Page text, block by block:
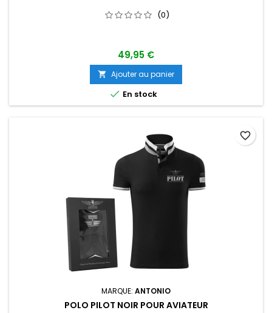
(0)
49,95 €
 Ajouter au panier
 En stock
MARQUE: ANTONIO
POLO PILOT NOIR POUR AVIATEUR
favorite_border